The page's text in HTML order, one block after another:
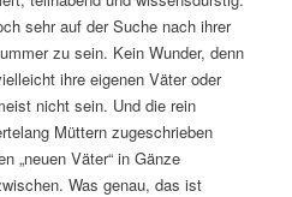
sehr auf der Suche nach ihrer
zu sein. Kein Wunder, denn
ihre eigenen Väter oder
nicht sein. Und die rein
Müttern zugeschrieben
„neuen Väter“ in Gänze
Was genau, das ist